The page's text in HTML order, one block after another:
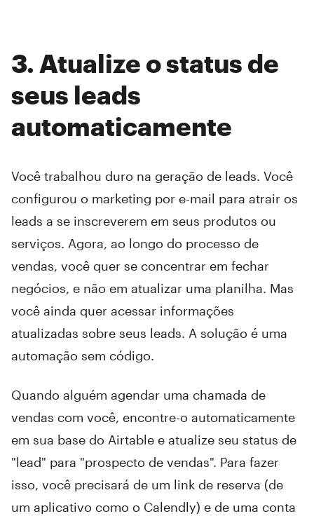
3. Atualize o status de
seus leads
automaticamente
Você trabalhou duro na geração de leads. Você
configurou o marketing por e-mail para atrair os
leads a se inscreverem em seus produtos ou
serviços. Agora, ao longo do processo de
vendas, você quer se concentrar em fechar
negócios, e não em atualizar uma planilha. Mas
você ainda quer acessar informações
atualizadas sobre seus leads. A solução é uma
automação sem código.
Quando alguém agendar uma chamada de
vendas com você, encontre-o automaticamente
em sua base do Airtable e atualize seu status de
"lead" para "prospecto de vendas". Para fazer
isso, você precisará de um link de reserva (de
um aplicativo como o Calendly) e de uma conta